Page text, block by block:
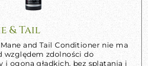
& Tail
and Tail Conditioner nie ma
względem zdolności do
i ogona gładkich, bez splątania i